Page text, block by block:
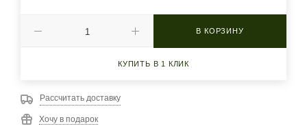
В КОРЗИНУ
КУПИТЬ В 1 КЛИК
Рассчитать доставку
Хочу в подарок